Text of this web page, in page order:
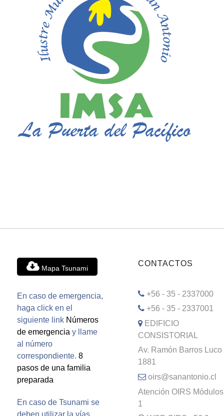
Mapa Tsunami
En caso de emergencia,
haga click en el
siguiente link Números
de emergencia y llame
al número
correspondiente. 8
pasos de una familia
preparada
En caso de Tsunami se
deben utilizar la vías
CONTACTOS
+56 - 35 - 2337000
+56 - 35 - 2337001
EDIFICIO
CONSISTORIAL
Av. Ramón Barros Luco
1881
oirs@sanantonio.cl
Atención OIRS Módulos
1